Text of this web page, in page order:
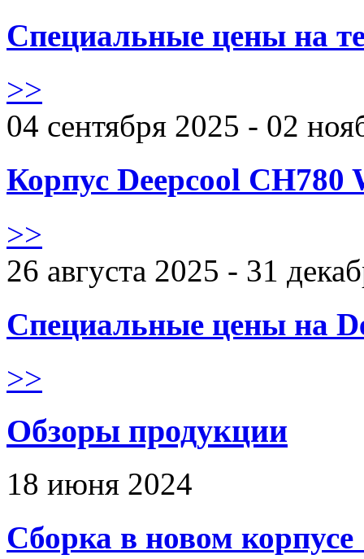
Специальные цены на
>>
04 сентября 2025 - 02
Корпус Deepcool CH780
>>
26 августа 2025 - 31
Специальные цены на
>>
Обзоры продукции
18 июня 2024
Сборка в новом